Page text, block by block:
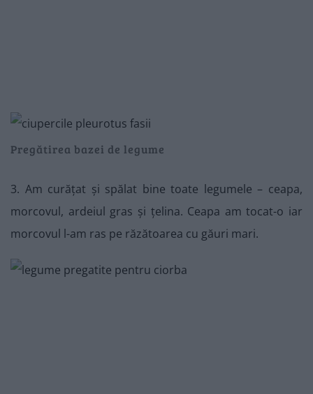
Pregătirea bazei de legume
3. Am curățat și spălat bine toate legumele – ceapa,
morcovul, ardeiul gras și țelina. Ceapa am tocat-o iar
morcovul l-am ras pe răzătoarea cu găuri mari.